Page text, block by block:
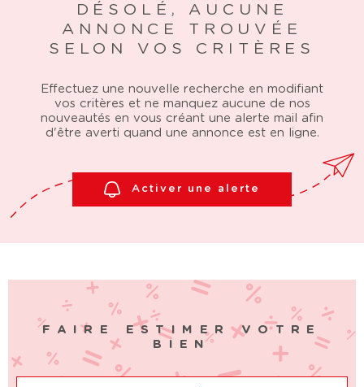
DÉSOLÉ, AUCUNE
ANNONCE TROUVÉE
SELON VOS CRITÈRES
Effectuez une nouvelle recherche en modifiant
vos critères et ne manquez aucune de nos
nouveautés en vous créant une alerte mail afin
d'être averti quand une annonce est en ligne.
Activer une alerte
FAIRE ESTIMER VOTRE
BIEN